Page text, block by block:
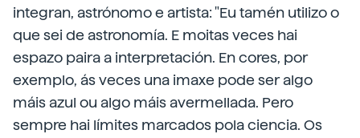
integran, astrónomo e artista: "Eu tamén utilizo o
que sei de astronomía. E moitas veces hai
espazo paira a interpretación. En cores, por
exemplo, ás veces una imaxe pode ser algo
máis azul ou algo máis avermellada. Pero
sempre hai límites marcados pola ciencia. Os